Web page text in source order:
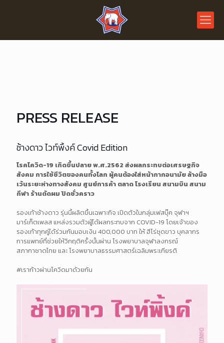
PRESS RELEASE
ช้างดาว ไวท์พิ้งค์ Covid Edition
โรคโควิด-19 เกิดขึ้นปลาย พ.ศ.2562 ส่งผลกระทบต่อเศรษฐกิจ
สังคม การใช้ชีวิตของคนทั้งโลก ผู้คนต้องใส่หน้ากากอนามัย ล้างมือ
เว้นระยะห่างทางสังคม ศูนย์การค้า ตลาด โรงเรียน สนามบิน สนาม
กีฬา ร้านตัดผม ปิดชั่วคราว
รองเท้าช้างดาว รุ่นนี้ผลิตขึ้นเฉพาะกิจ เปิดตัวในกลุ่มเฟสบุ๊ค จุฬาฯ
มาร์เก็ตเพลส แหล่งรวมตัวผู้ได้ผลกระทบจาก COVID-19 โดยเจ้าของ
รองเท้าทุกคู่ได้ร่วมกันมอบเงิน 400,000 บาท ให้ ฮีโร่ชุดขาว บุคลากร
การแพทย์ที่ช่วยให้วิกฤติครั้งนั้นผ่าน โรงพยาบาลจุฬาลงกรณ์
สภากาชาดไทย และ โรงพยาบาลธรรมศาสตร์เฉลิมพระเกียรติ
#เราก้าวผ่านโควิดมาด้วยกัน